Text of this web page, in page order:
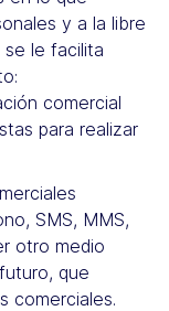
y a la libre
le facilita
comercial
para realizar
SMS, MMS,
otro medio
que
comerciales.